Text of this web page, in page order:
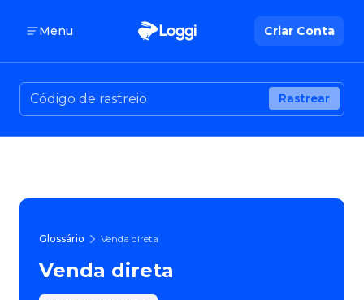
Menu Criar Conta
Rastrear
Glossário Venda direta
Venda direta